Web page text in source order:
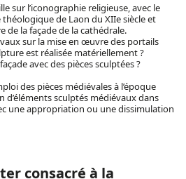
sur l’iconographie religieuse, avec le
de Laon du XIIe siècle et
de la façade de la cathédrale.
sur la mise en œuvre des portails
est réalisée matériellement ?
avec des pièces sculptées ?
des pièces médiévales à l’époque
sculptés médiévaux dans
une appropriation ou une dissimulation
consacré à la